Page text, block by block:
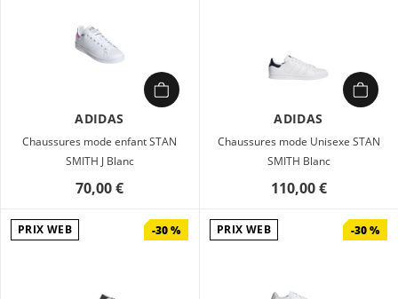
ADIDAS
Chaussures mode enfant STAN
SMITH J Blanc
70,00 €
ADIDAS
Chaussures mode Unisexe STAN
SMITH Blanc
110,00 €
PRIX WEB -30 % PRIX WEB -30 %